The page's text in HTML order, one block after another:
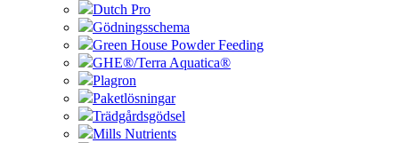
Dutch Pro
Gödningsschema
Green House Powder Feeding
GHE®/Terra Aquatica®
Plagron
Paketlösningar
Trädgårdsgödsel
Mills Nutrients